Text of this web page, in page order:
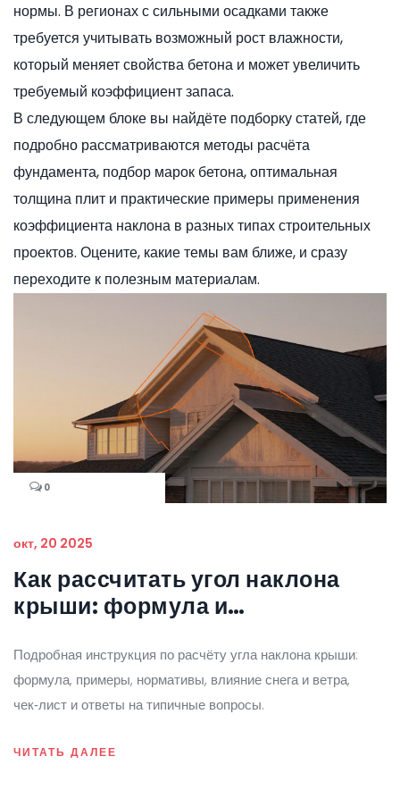
нормы. В регионах с сильными осадками также
требуется учитывать возможный рост влажности,
который меняет свойства бетона и может увеличить
требуемый коэффициент запаса.
В следующем блоке вы найдёте подборку статей, где
подробно рассматриваются методы расчёта
фундамента, подбор марок бетона, оптимальная
толщина плит и практические примеры применения
коэффициента наклона в разных типах строительных
проектов. Оцените, какие темы вам ближе, и сразу
переходите к полезным материалам.
0
окт, 20 2025
Как рассчитать угол наклона
крыши: формула и
Подробная инструкция по расчёту угла наклона крыши:
формула, примеры, нормативы, влияние снега и ветра,
чек‑лист и ответы на типичные вопросы.
ЧИТАТЬ ДАЛЕЕ